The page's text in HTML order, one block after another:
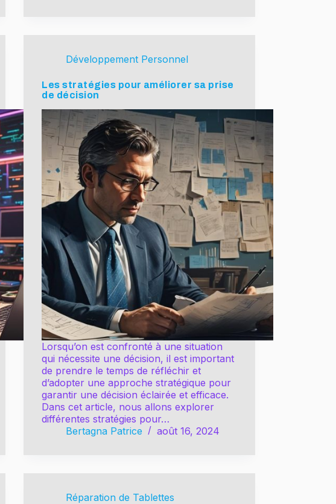
Développement Personnel
Les stratégies pour améliorer sa prise
de décision
Lorsqu’on est confronté à une situation
qui nécessite une décision, il est important
de prendre le temps de réfléchir et
d’adopter une approche stratégique pour
garantir une décision éclairée et efficace.
Dans cet article, nous allons explorer
différentes stratégies pour…
Bertagna Patrice
août 16, 2024
Réparation de Tablettes